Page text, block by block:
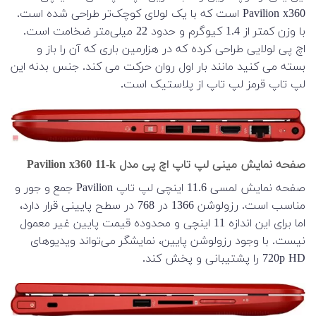
Pavilion x360 است که با یک لولای کوچک‌تر طراحی شده است.
با وزن کمتر از 1.4 کیوگرم و حدود 22 میلی‌متر ضخامت است.
اچ پی لولایی طراحی کرده که در هزارمین باری که آن را باز و
بسته می کنید مانند بار اول روان حرکت می کند. جنس بدنه این
لپ تاپ قرمز لپ تاپ از پلاستیک است.
صفحه نمایش مینی لپ تاپ اچ پی مدل Pavilion x360 11-k
صفحه نمایش لمسی 11.6 اینچی لپ تاپ Pavilion جمع و جور و
مناسب است. رزولوشن 1366 در 768 در سطح پایینی قرار دارد،
اما برای این اندازه 11 اینچی و محدوده قیمت پایین غیر معمول
نیست. با وجود رزولوشن پایین، نمایشگر می‌تواند ویدیوهای
720p HD را پشتیبانی و پخش کند.